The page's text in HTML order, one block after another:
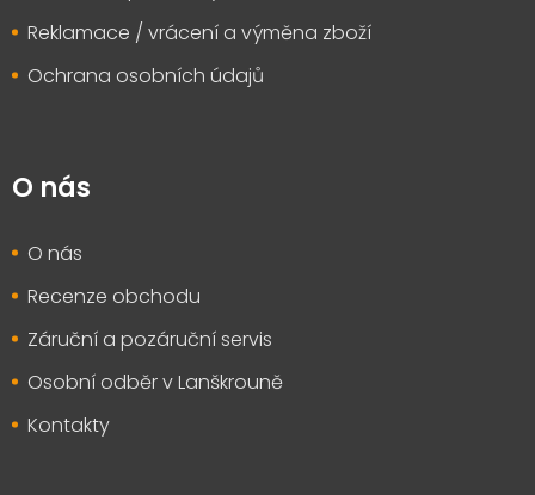
Reklamace / vrácení a výměna zboží
Ochrana osobních údajů
O nás
O nás
Recenze obchodu
Záruční a pozáruční servis
Osobní odběr v Lanškrouně
Kontakty